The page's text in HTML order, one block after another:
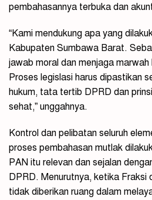
pembahasannya terbuka dan
“Kami mendukung apa yang
Kabupaten Sumbawa Barat.
jawab moral dan menjaga
Proses legislasi harus dipastikan
hukum, tata tertib DPRD dan
sehat,” unggahnya.
Kontrol dan pelibatan seluruh
proses pembahasan mutlak
PAN itu relevan dan sejalan
DPRD. Menurutnya, ketika Fraksi
tidak diberikan ruang dalam